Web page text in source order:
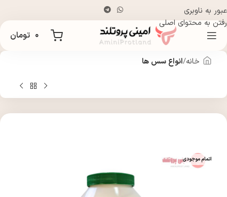
عبور به ناوبری
رفتن به محتوای اصلی
۰ تومان
خانه انواع سس ها
اتمام موجودی